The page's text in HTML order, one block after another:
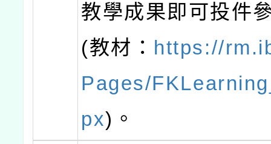
教學成果即可投件
(教材： https://
Pages/
px)。